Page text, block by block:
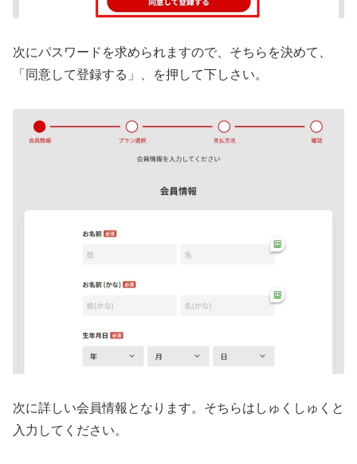
次にパスワードを求められますので、そちらを決めて、
「同意して登録する」、を押して下しさい。
次に詳しい会員情報となります。そちらはしゅくしゅくと
入力してください。